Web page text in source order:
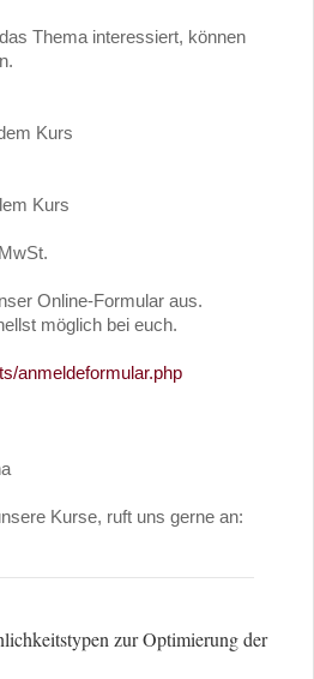
Thema interessiert, können
Kurs
Kurs
Online-Formular aus.
möglich bei euch.
anmeldeformular.php
Kurse, ruft uns gerne an:
zur Optimierung der